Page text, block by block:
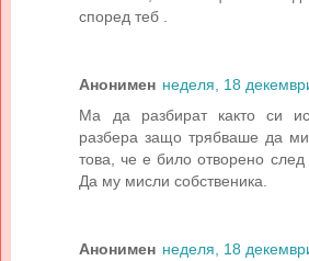
според теб .
Анонимен неделя, 18
Ма да разбират както си
разбера защо трябваше да
това, че е било отворено
Да му мисли собственика.
Анонимен неделя, 18